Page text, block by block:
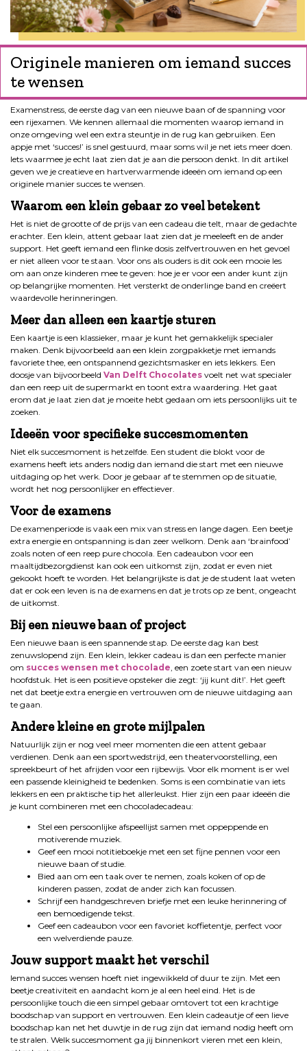
Originele manieren om iemand succes
te wensen
Examenstress, de eerste dag van een nieuwe baan of de spanning voor
een rijexamen. We kennen allemaal die momenten waarop iemand in
onze omgeving wel een extra steuntje in de rug kan gebruiken. Een
appje met ‘succes!’ is snel gestuurd, maar soms wil je net iets meer doen.
Iets waarmee je echt laat zien dat je aan die persoon denkt. In dit artikel
geven we je creatieve en hartverwarmende ideeën om iemand op een
originele manier succes te wensen.
Waarom een klein gebaar zo veel betekent
Het is niet de grootte of de prijs van een cadeau die telt, maar de gedachte
erachter. Een klein, attent gebaar laat zien dat je meeleeft en de ander
support. Het geeft iemand een flinke dosis zelfvertrouwen en het gevoel
er niet alleen voor te staan. Voor ons als ouders is dit ook een mooie les
om aan onze kinderen mee te geven: hoe je er voor een ander kunt zijn
op belangrijke momenten. Het versterkt de onderlinge band en creëert
waardevolle herinneringen.
Meer dan alleen een kaartje sturen
Een kaartje is een klassieker, maar je kunt het gemakkelijk specialer
maken. Denk bijvoorbeeld aan een klein zorgpakketje met iemands
favoriete thee, een ontspannend gezichtsmasker en iets lekkers. Een
doosje van bijvoorbeeld Van Delft Chocolates voelt net wat specialer
dan een reep uit de supermarkt en toont extra waardering. Het gaat
erom dat je laat zien dat je moeite hebt gedaan om iets persoonlijks uit te
zoeken.
Ideeën voor specifieke succesmomenten
Niet elk succesmoment is hetzelfde. Een student die blokt voor de
examens heeft iets anders nodig dan iemand die start met een nieuwe
uitdaging op het werk. Door je gebaar af te stemmen op de situatie,
wordt het nog persoonlijker en effectiever.
Voor de examens
De examenperiode is vaak een mix van stress en lange dagen. Een beetje
extra energie en ontspanning is dan zeer welkom. Denk aan ‘brainfood’
zoals noten of een reep pure chocola. Een cadeaubon voor een
maaltijdbezorgdienst kan ook een uitkomst zijn, zodat er even niet
gekookt hoeft te worden. Het belangrijkste is dat je de student laat weten
dat er ook een leven is na de examens en dat je trots op ze bent, ongeacht
de uitkomst.
Bij een nieuwe baan of project
Een nieuwe baan is een spannende stap. De eerste dag kan best
zenuwslopend zijn. Een klein, lekker cadeau is dan een perfecte manier
om succes wensen met chocolade, een zoete start van een nieuw
hoofdstuk. Het is een positieve opsteker die zegt: ‘jij kunt dit!’. Het geeft
net dat beetje extra energie en vertrouwen om de nieuwe uitdaging aan
te gaan.
Andere kleine en grote mijlpalen
Natuurlijk zijn er nog veel meer momenten die een attent gebaar
verdienen. Denk aan een sportwedstrijd, een theatervoorstelling, een
spreekbeurt of het afrijden voor een rijbewijs. Voor elk moment is er wel
een passende kleinigheid te bedenken. Soms is een combinatie van iets
lekkers en een praktische tip het allerleukst. Hier zijn een paar ideeën die
je kunt combineren met een chocoladecadeau:
Stel een persoonlijke afspeellijst samen met oppeppende en
motiverende muziek.
Geef een mooi notitieboekje met een set fijne pennen voor een
nieuwe baan of studie.
Bied aan om een taak over te nemen, zoals koken of op de
kinderen passen, zodat de ander zich kan focussen.
Schrijf een handgeschreven briefje met een leuke herinnering of
een bemoedigende tekst.
Geef een cadeaubon voor een favoriet koffietentje, perfect voor
een welverdiende pauze.
Jouw support maakt het verschil
Iemand succes wensen hoeft niet ingewikkeld of duur te zijn. Met een
beetje creativiteit en aandacht kom je al een heel eind. Het is de
persoonlijke touch die een simpel gebaar omtovert tot een krachtige
boodschap van support en vertrouwen. Een klein cadeautje of een lieve
boodschap kan net het duwtje in de rug zijn dat iemand nodig heeft om
te stralen. Welk succesmoment ga jij binnenkort vieren met een klein,